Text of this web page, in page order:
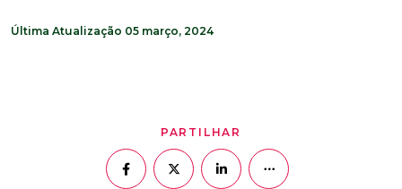
Última Atualização 05 março, 2024
PARTILHAR